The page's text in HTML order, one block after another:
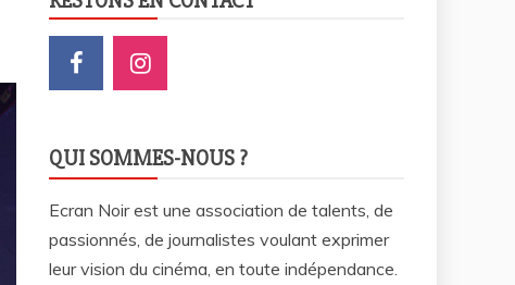
QUI SOMMES-NOUS ?
Ecran Noir est une association de talents, de
passionnés, de journalistes voulant exprimer
leur vision du cinéma, en toute indépendance.